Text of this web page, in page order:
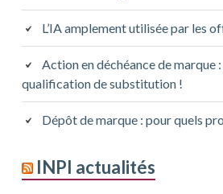
L’IA amplement utilisée par les
Action en déchéance de marque
qualification de substitution !
Dépôt de marque : pour quels
INPI actualités